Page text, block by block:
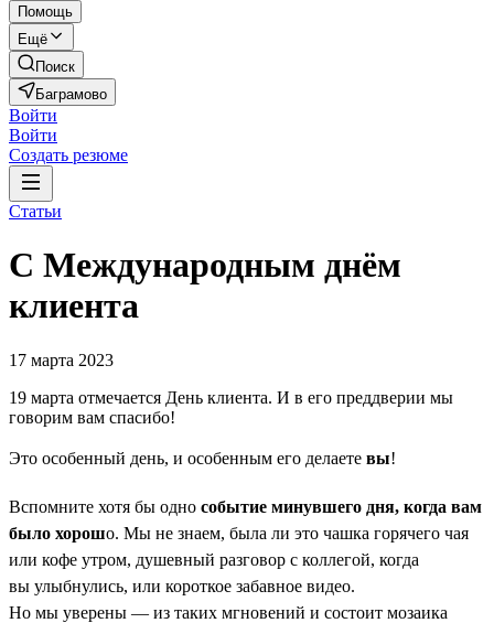
Помощь
Ещё
Поиск
Баграмово
Войти
Войти
Создать резюме
Статьи
С Международным днём
клиента
17 марта 2023
19 марта отмечается День клиента. И в его преддверии мы
говорим вам спасибо!
Это особенный день, и особенным его делаете вы!
Вспомните хотя бы одно событие минувшего дня, когда вам
было хорошо. Мы не знаем, была ли это чашка горячего чая
или кофе утром, душевный разговор с коллегой, когда
вы улыбнулись, или короткое забавное видео.
Но мы уверены — из таких мгновений и состоит мозаика